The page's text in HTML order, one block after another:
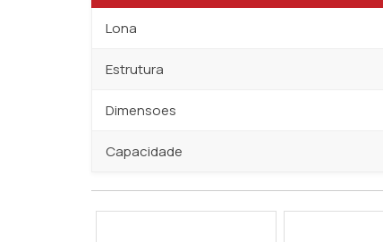
Lona
Estrutura
Dimensoes
Capacidade